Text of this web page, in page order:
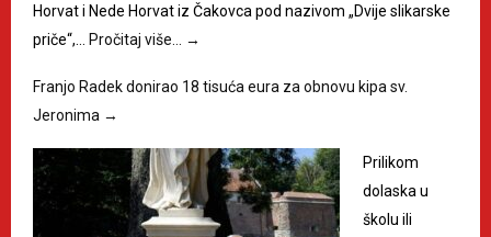
Horvat i Nede Horvat iz Čakovca pod nazivom „Dvije slikarske
priče“,… Pročitaj više… →
Franjo Radek donirao 18 tisuća eura za obnovu kipa sv.
Jeronima →
Prilikom
dolaska u
školu ili